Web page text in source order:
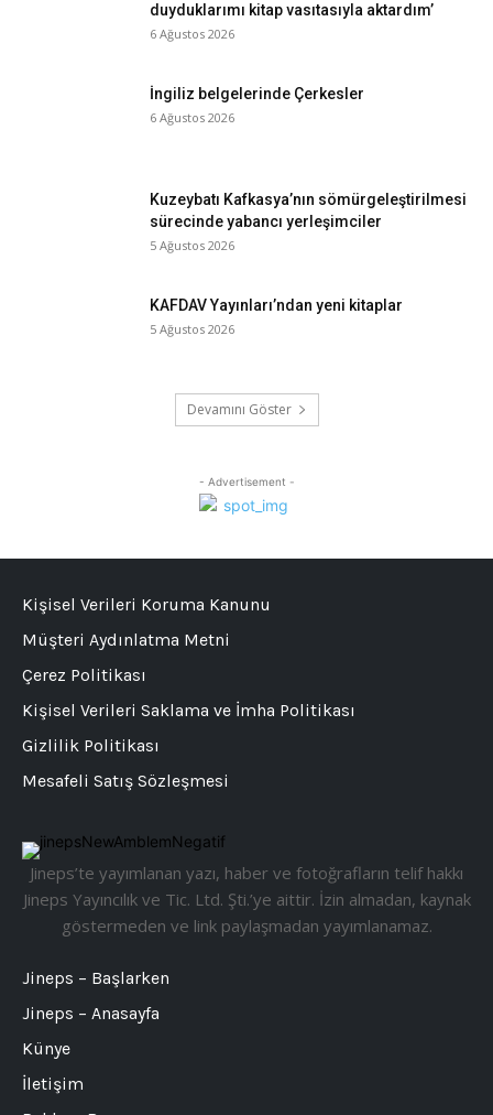
duyduklarımı kitap vasıtasıyla aktardım’
6 Ağustos 2026
İngiliz belgelerinde Çerkesler
6 Ağustos 2026
Kuzeybatı Kafkasya’nın sömürgeleştirilmesi
sürecinde yabancı yerleşimciler
5 Ağustos 2026
KAFDAV Yayınları’ndan yeni kitaplar
5 Ağustos 2026
Devamını Göster
- Advertisement -
Jineps’te yayımlanan yazı, haber ve fotoğrafların telif hakkı
Jineps Yayıncılık ve Tic. Ltd. Şti.’ye aittir. İzin almadan, kaynak
göstermeden ve link paylaşmadan yayımlanamaz.
Jineps – Başlarken
Jineps – Anasayfa
Künye
İletişim
Kişisel Verileri Koruma Kanunu
Müşteri Aydınlatma Metni
Çerez Politikası
Kişisel Verileri Saklama ve İmha Politikası
Gizlilik Politikası
Mesafeli Satış Sözleşmesi